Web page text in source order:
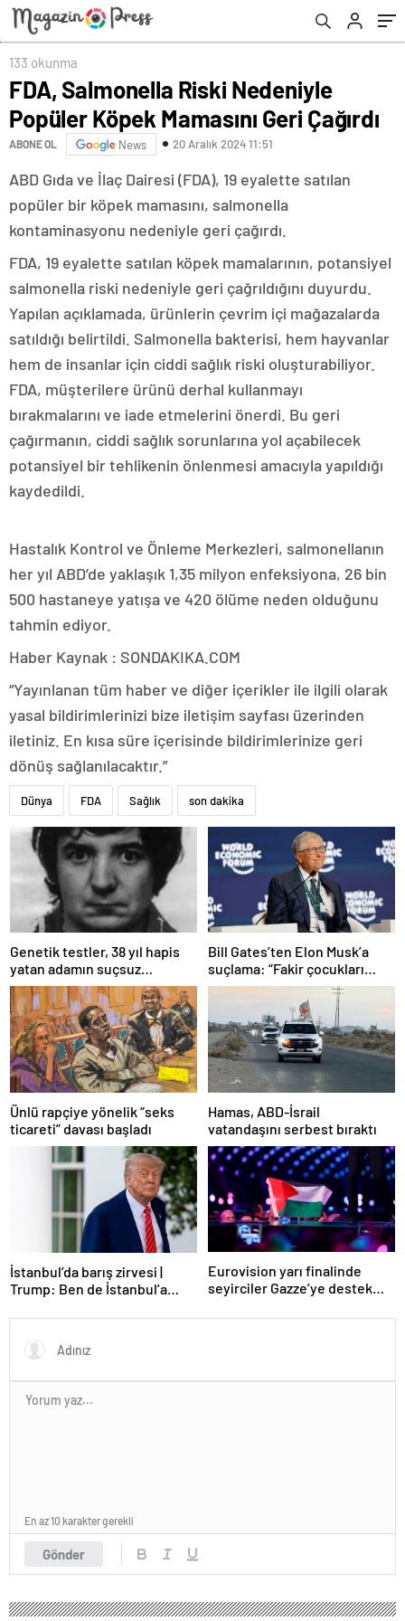
133 okunma
FDA, Salmonella Riski Nedeniyle
Popüler Köpek Mamasını Geri Çağırdı
ABONE OL News 20 Aralık 2024 11:51
ABD Gıda ve İlaç Dairesi (FDA), 19 eyalette satılan
popüler bir köpek mamasını, salmonella
kontaminasyonu nedeniyle geri çağırdı.
FDA, 19 eyalette satılan köpek mamalarının, potansiyel
salmonella riski nedeniyle geri çağrıldığını duyurdu.
Yapılan açıklamada, ürünlerin çevrim içi mağazalarda
satıldığı belirtildi. Salmonella bakterisi, hem hayvanlar
hem de insanlar için ciddi sağlık riski oluşturabiliyor.
FDA, müşterilere ürünü derhal kullanmayı
bırakmalarını ve iade etmelerini önerdi. Bu geri
çağırmanın, ciddi sağlık sorunlarına yol açabilecek
potansiyel bir tehlikenin önlenmesi amacıyla yapıldığı
kaydedildi.
Hastalık Kontrol ve Önleme Merkezleri, salmonellanın
her yıl ABD’de yaklaşık 1,35 milyon enfeksiyona, 26 bin
500 hastaneye yatışa ve 420 ölüme neden olduğunu
tahmin ediyor.
Haber Kaynak : SONDAKIKA.COM
“Yayınlanan tüm haber ve diğer içerikler ile ilgili olarak
yasal bildirimlerinizi bize iletişim sayfası üzerinden
iletiniz. En kısa süre içerisinde bildirimlerinize geri
dönüş sağlanılacaktır.”
Dünya FDA Sağlık son dakika
Genetik testler, 38 yıl hapis
yatan adamın suçsuz
olduğunu ortaya çıkardı
Bill Gates’ten Elon Musk’a
suçlama: “Fakir çocukları
öldürdü”
Ünlü rapçiye yönelik “seks
ticareti” davası başladı
Hamas, ABD-İsrail
vatandaşını serbest bıraktı
İstanbul’da barış zirvesi |
Trump: Ben de İstanbul’a
Eurovision yarı finalinde
seyirciler Gazze’ye destek
Gönder
En az 10 karakter gerekli